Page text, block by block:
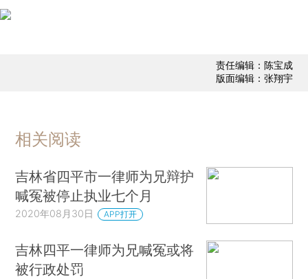
责任编辑：陈宝成
版面编辑：张翔宇
相关阅读
吉林省四平市一律师为兄辩护
喊冤被停止执业七个月
2020年08月30日 APP打开
吉林四平一律师为兄喊冤或将
被行政处罚